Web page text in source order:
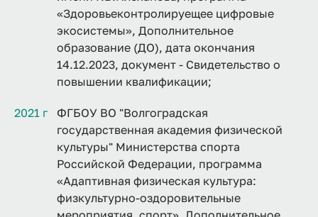
«Здоровьеконтролируещее цифровые
экосистемы», Дополнительное
образование (ДО), дата окончания
14.12.2023, документ - Свидетельство о
повышении квалификации;
2021 г
ФГБОУ ВО "Волгоградская
государственная академия физической
культуры" Министерства спорта
Российской Федерации, программа
«Адаптивная физическая культура:
физкультурно-оздоровительные